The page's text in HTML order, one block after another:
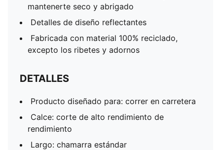
mantenerte seco y abrigado
Detalles de diseño reflectantes
Fabricada con material 100% reciclado,
excepto los ribetes y adornos
DETALLES
Producto diseñado para: correr en carretera
Calce: corte de alto rendimiento de
rendimiento
Largo: chamarra estándar